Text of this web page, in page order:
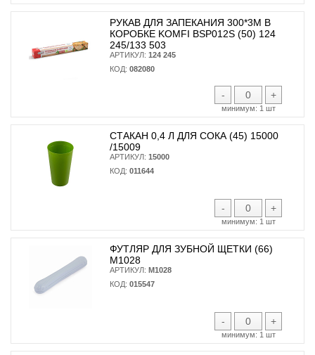
РУКАВ ДЛЯ ЗАПЕКАНИЯ 300*3М В
КОРОБКЕ KOMFI BSP012S (50) 124
245/133 503
АРТИКУЛ: 124 245
КОД: 082080
- +
минимум: 1 шт
СТАКАН 0,4 Л ДЛЯ СОКА (45) 15000
/15009
АРТИКУЛ: 15000
КОД: 011644
- +
минимум: 1 шт
ФУТЛЯР ДЛЯ ЗУБНОЙ ЩЕТКИ (66)
М1028
АРТИКУЛ: М1028
КОД: 015547
- +
минимум: 1 шт